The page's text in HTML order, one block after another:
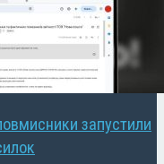
запустили